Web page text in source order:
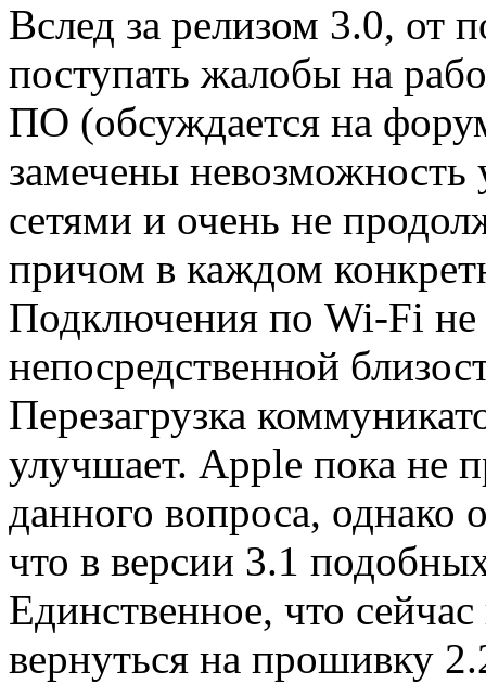
Вслед за релизом 3.0, от
поступать жалобы на
ПО (обсуждается на
замечены невозможность
сетями и очень не
причом в каждом
Подключения по Wi-Fi не
непосредственной
Перезагрузка
улучшает. Apple пока не
данного вопроса, однако
что в версии 3.1
Единственное, что
вернуться на прошивку